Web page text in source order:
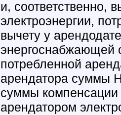
и, соответственно,
электроэнергии,
вычету у
энергоснабжающей
потребленной
арендатора суммы
суммы компенсации
арендатором